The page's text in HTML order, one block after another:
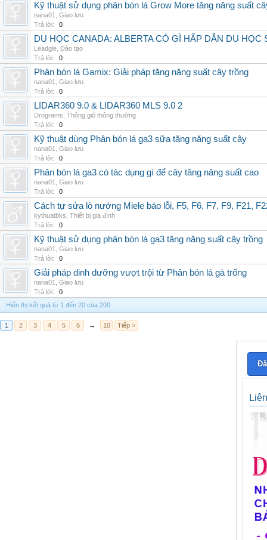
Kỹ thuật sử dụng phân bón lá Grow More tăng năng suất
nana01
Giao lưu
Trả lời:
0
DU HỌC CANADA: ALBERTA CÓ GÌ HẤP DẪN DU HỌC
Leadgle Đào tạo
Trả lời:
0
Phân bón lá Gamix: Giải pháp tăng năng suất cây trồng
nana01
Giao lưu
Trả lời:
0
LIDAR360 9.0 & LIDAR360 MLS 9.0 2
Drograms Thông gió thông thường
Trả lời:
0
Kỹ thuật dùng Phân bón lá ga3 sữa tăng năng suất cây
nana01
Giao lưu
Trả lời:
0
Phân bón lá ga3 có tác dụng gì để cây tăng năng suất cao
nana01
Giao lưu
Trả lời:
0
Cách tự sửa lò nướng Miele báo lỗi, F5, F6, F7, F9, F21,
kythuatbks Thiết bị gia đình
Trả lời:
0
Kỹ thuật sử dụng phân bón lá ga3 tăng năng suất cây trồng
nana01
Giao lưu
Trả lời:
0
Giải pháp dinh dưỡng vượt trội từ Phân bón lá gà trống
nana01
Giao lưu
Trả lời:
0
Hiển thị kết quả từ 1 đến 20 của 200
1 2 3 4 5 6 → 10 Tiếp >